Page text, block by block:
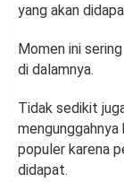
yang akan
Momen ini
di dalamnya.
Tidak sedikit
populer karena
didapat.